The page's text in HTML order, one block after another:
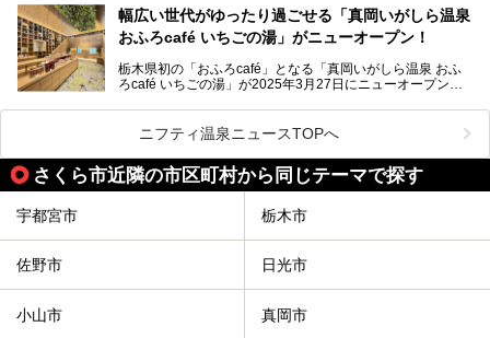
───
提供元：アイコニア・ホスピタリティ株式会社【PR】
この記事はほったらかしの宿 ゆうふり那須高雄温泉ロッジ
栃木県の北部にある箒川のほとりに11の温泉地が点在し、
古くから多くの人々から癒やしの場として愛されてきまし
た。
温泉に加えて、豊かな自然を感じられる観光スポットや、こ
こでしか味わえないご当地グルメなど、多彩な魅力がある北
この記事では、塩原温泉の概要や魅力とともに、おすすめの
宿泊施設と観光・グルメスポット、日帰り温泉を順に紹介し
ます。
塩原温泉で、いつもの温泉旅行とは一味違う旅行体験をして
みませんか。
幅広い世代がゆったり過ごせる「真岡いがしら温泉
おふろcafé いちごの湯」がニューオープン！
栃木県初の「おふろcafé」となる「真岡いがしら温泉 おふ
ろcafé いちごの湯」が2025年3月27日にニューオープンす
メインとなる天然温泉のお風呂をはじめ、リラックスエリア
やキッズエリア、カフェレストランなど、施設の隅々までチ
ェックしてきました！
ニフティ温泉ニュースTOPへ
さくら市近隣の市区町村から同じテーマで探す
宇都宮市 栃木市
佐野市 日光市
小山市 真岡市